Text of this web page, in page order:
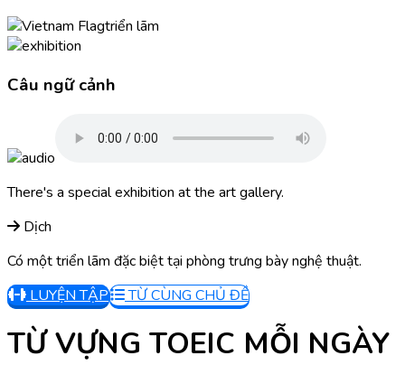
triển lãm
Câu ngữ cảnh
There's a special exhibition at the art gallery.
Dịch
Có một triển lãm đặc biệt tại phòng trưng bày nghệ thuật.
LUYỆN TẬP
TỪ CÙNG CHỦ ĐỀ
TỪ VỰNG TOEIC MỖI NGÀY